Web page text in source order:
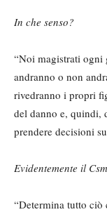
In che senso?
“Noi magistrati ogni
andranno o non
rivedranno i propri
del danno e, quindi,
prendere decisioni
Evidentemente il
“Determina tutto ciò